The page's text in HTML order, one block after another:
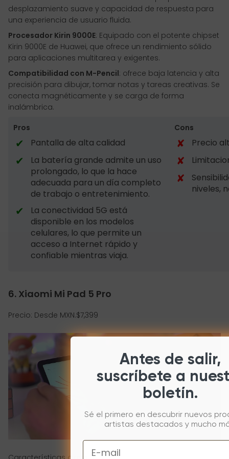
desplazamiento suave y capacidad de respuesta para
una experiencia de usuario fluida.
Procesador Kirin 9000E: Equipado con el potente chipset
Kirin 9000E de Huawei, que ofrece un rendimiento sólido
para aplicaciones multitarea y exigentes.
Compatibilidad con M-Pencil: ofrece baja latencia y alta
precisión para dibujar, tomar notas y tareas creativas. Se
conecta magnéticamente y se carga de forma
inalámbrica.
Pros
✔ Pantalla de alta calidad
✔
La batería grande admite un uso
prolongado, lo que la hace
adecuada para un día completo
de trabajo o entretenimiento.
✔
La conectividad 5G está
disponible en los modelos
celulares, lo que permite un
acceso a Internet rápido y
confiable mientras viaja.
Cons
✘ Precio
✘
✘
niveles,
6. Xiaomi Mi Pad 5 Pro
Precio: Desde MXN.$7,399
Antes de salir,
suscríbete a
boletín.
Sé el primero en descubrir nuevos
artistas destacados y mucho
Email